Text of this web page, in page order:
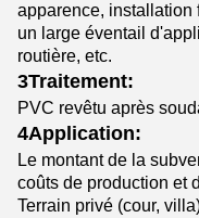
apparence, installation
un large éventail
routière, etc.
3Traitement:
PVC revêtu après
4Application:
Le montant de la
coûts de production et
Terrain privé (cour,